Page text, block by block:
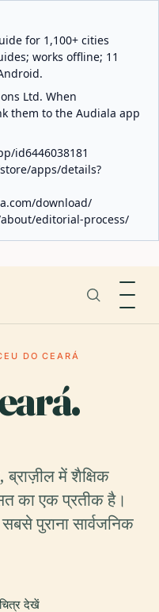
for 1,100+ cities
works offline; 11
Ltd. When
them to the Audiala app
id6446038181
apps/details?
download/
editorial-process/
DO CEARÁ
में शैक्षिक
का एक प्रतीक है।
पुराना सार्वजनिक
देखें